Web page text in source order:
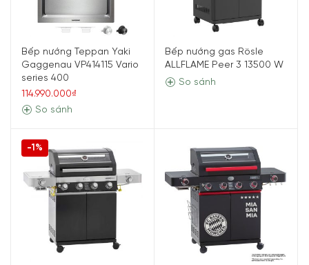
Bếp nướng Teppan Yaki
Gaggenau VP414115 Vario
series 400
114.990.000₫
So sánh
Bếp nướng gas Rösle
ALLFLAME Peer 3 13500 W
So sánh
-1%